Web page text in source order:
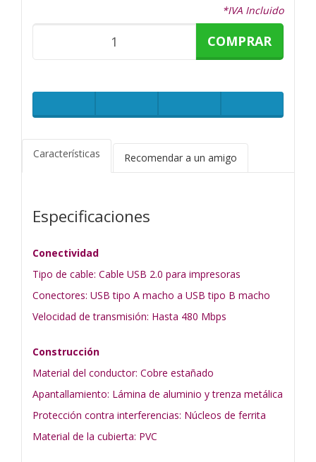
*IVA Incluido
COMPRAR
Características Recomendar a un amigo
Especificaciones
Conectividad
Tipo de cable: Cable USB 2.0 para impresoras
Conectores: USB tipo A macho a USB tipo B macho
Velocidad de transmisión: Hasta 480 Mbps
Construcción
Material del conductor: Cobre estañado
Apantallamiento: Lámina de aluminio y trenza metálica
Protección contra interferencias: Núcleos de ferrita
Material de la cubierta: PVC